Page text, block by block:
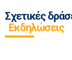
Σχετικές
Εκδηλώσεις